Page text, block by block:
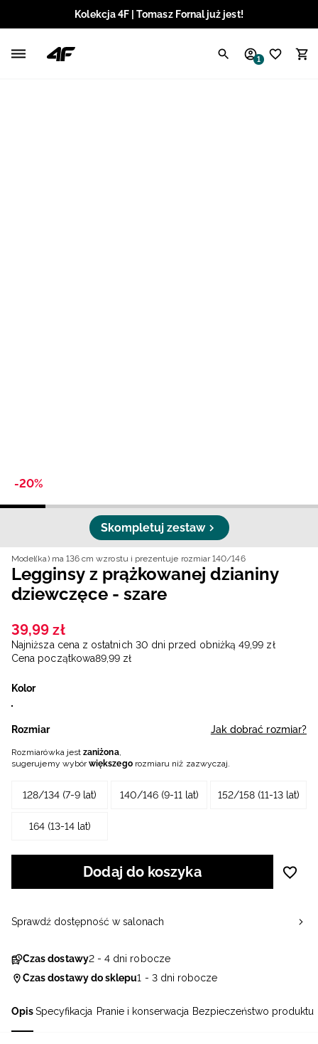
Kolekcja 4F | Tomasz Fornal już jest!
1
-20%
Skompletuj zestaw
Model(ka) ma 136 cm wzrostu i prezentuje rozmiar 140/146
OpisSpecyfikacja Pranie i konserwacja Bezpieczeństwo produktu
Legginsy z prążkowanej dzianiny
dziewczęce - szare
39,99 zł
Najniższa cena z ostatnich 30 dni przed obniżką 49,99 zł
Cena początkowa89,99 zł
Kolor
Rozmiar Jak dobrać rozmiar?
Rozmiarówka jestzaniżona,
sugerujemy wybórwiększegorozmiaru niż zazwyczaj.
128/134 (7-9 lat) 140/146 (9-11 lat) 152/158 (11-13 lat)
164 (13-14 lat)
Dodaj do koszyka
Czas dostawy2 - 4 dni robocze
Czas dostawy do sklepu1 - 3 dni robocze
Sprawdź dostępność w salonach